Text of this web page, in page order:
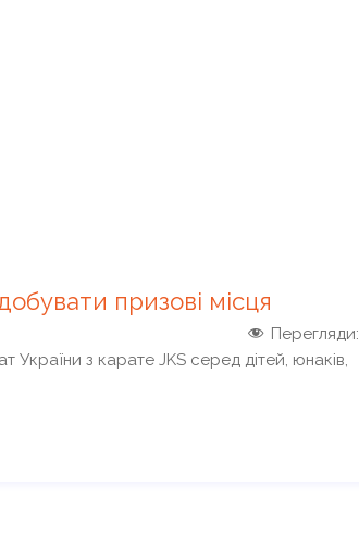
призові місця
Перегляди:
України з карате JKS серед дітей, юнаків,